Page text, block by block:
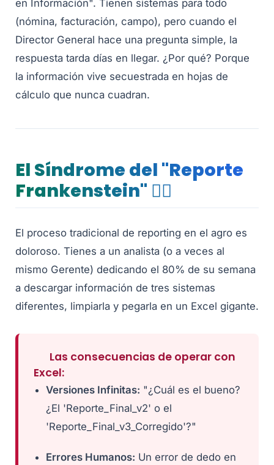
en Información". Tienen sistemas para todo
(nómina, facturación, campo), pero cuando el
Director General hace una pregunta simple, la
respuesta tarda días en llegar. ¿Por qué? Porque
la información vive secuestrada en hojas de
cálculo que nunca cuadran.
El Síndrome del "Reporte
Frankenstein" 🧟‍♂️
El proceso tradicional de reporting en el agro es
doloroso. Tienes a un analista (o a veces al
mismo Gerente) dedicando el 80% de su semana
a descargar información de tres sistemas
diferentes, limpiarla y pegarla en un Excel gigante.
Las consecuencias de operar con
Excel:
Versiones Infinitas: "¿Cuál es el bueno?
¿El 'Reporte_Final_v2' o el
'Reporte_Final_v3_Corregido'?"
Errores Humanos: Un error de dedo en